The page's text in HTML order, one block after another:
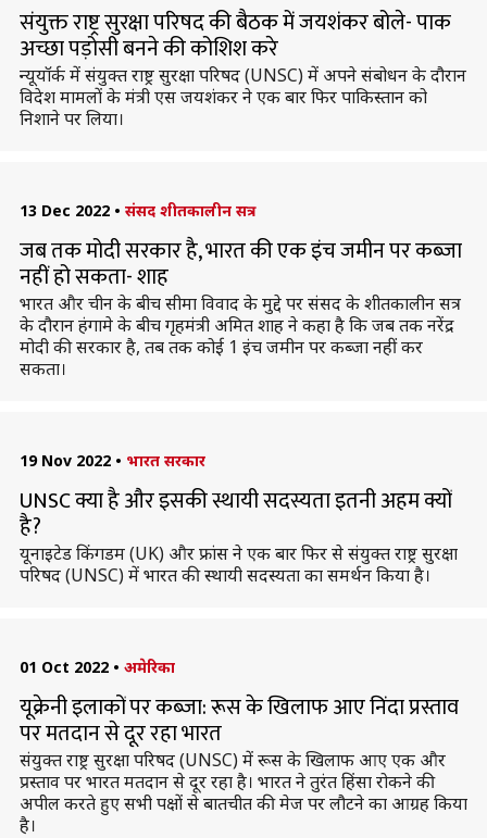
संयुक्त राष्ट्र सुरक्षा परिषद की बैठक में जयशंकर बोले- पाक
अच्छा पड़ोसी बनने की कोशिश करे
न्यूयॉर्क में संयुक्त राष्ट्र सुरक्षा परिषद (UNSC) में अपने संबोधन के दौरान
विदेश मामलों के मंत्री एस जयशंकर ने एक बार फिर पाकिस्तान को
निशाने पर लिया।
13 Dec 2022 • संसद शीतकालीन सत्र
जब तक मोदी सरकार है, भारत की एक इंच जमीन पर कब्जा
नहीं हो सकता- शाह
भारत और चीन के बीच सीमा विवाद के मुद्दे पर संसद के शीतकालीन सत्र
के दौरान हंगामे के बीच गृहमंत्री अमित शाह ने कहा है कि जब तक नरेंद्र
मोदी की सरकार है, तब तक कोई 1 इंच जमीन पर कब्जा नहीं कर
सकता।
19 Nov 2022 • भारत सरकार
UNSC क्या है और इसकी स्थायी सदस्यता इतनी अहम क्यों
है?
यूनाइटेड किंगडम (UK) और फ्रांस ने एक बार फिर से संयुक्त राष्ट्र सुरक्षा
परिषद (UNSC) में भारत की स्थायी सदस्यता का समर्थन किया है।
01 Oct 2022 • अमेरिका
यूक्रेनी इलाकों पर कब्जा: रूस के खिलाफ आए निंदा प्रस्ताव
पर मतदान से दूर रहा भारत
संयुक्त राष्ट्र सुरक्षा परिषद (UNSC) में रूस के खिलाफ आए एक और
प्रस्ताव पर भारत मतदान से दूर रहा है। भारत ने तुरंत हिंसा रोकने की
अपील करते हुए सभी पक्षों से बातचीत की मेज पर लौटने का आग्रह किया
है।